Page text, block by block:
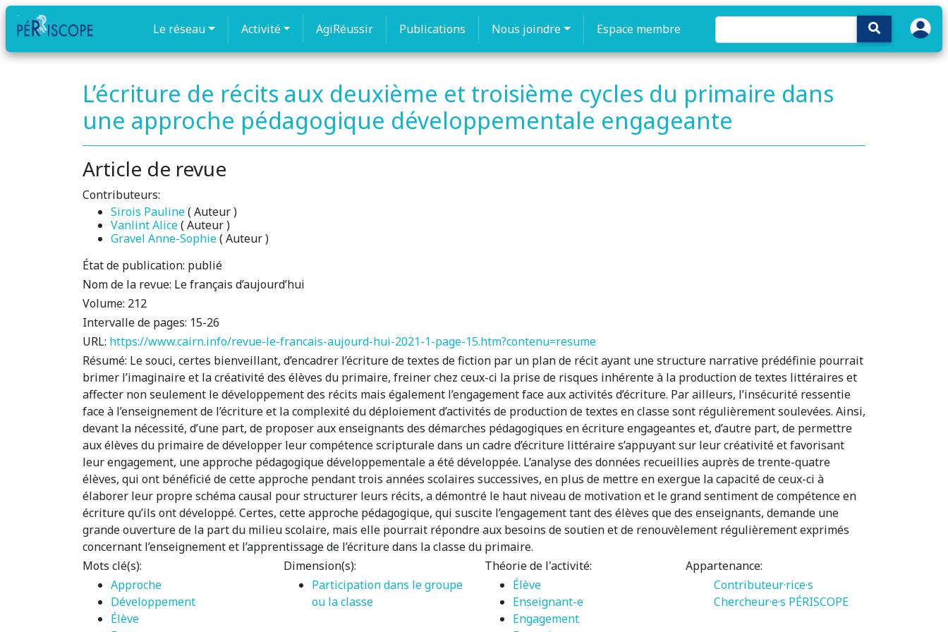
Le réseau Activité AgiRéussir Publications Nous joindre Espace membre
L’écriture de récits aux deuxième et troisième cycles du primaire dans
une approche pédagogique développementale engageante
Article de revue
Contributeurs:
Sirois Pauline( Auteur )
Vanlint Alice( Auteur )
Gravel Anne-Sophie( Auteur )
État de publication: publié
Nom de la revue: Le français d’aujourd’hui
Volume: 212
Intervalle de pages: 15-26
URL: https://www.cairn.info/revue-le-francais-aujourd-hui-2021-1-page-15.htm?contenu=resume
Résumé: Le souci, certes bienveillant, d’encadrer l’écriture de textes de fiction par un plan de récit ayant une structure narrative prédéfinie pourrait
brimer l’imaginaire et la créativité des élèves du primaire, freiner chez ceux-ci la prise de risques inhérente à la production de textes littéraires et
affecter non seulement le développement des récits mais également l’engagement face aux activités d’écriture. Par ailleurs, l’insécurité ressentie
face à l’enseignement de l’écriture et la complexité du déploiement d’activités de production de textes en classe sont régulièrement soulevées. Ainsi,
devant la nécessité, d’une part, de proposer aux enseignants des démarches pédagogiques en écriture engageantes et, d’autre part, de permettre
aux élèves du primaire de développer leur compétence scripturale dans un cadre d’écriture littéraire s’appuyant sur leur créativité et favorisant
leur engagement, une approche pédagogique développementale a été développée. L’analyse des données recueillies auprès de trente-quatre
élèves, qui ont bénéficié de cette approche pendant trois années scolaires successives, en plus de mettre en exergue la capacité de ceux-ci à
élaborer leur propre schéma causal pour structurer leurs récits, a démontré le haut niveau de motivation et le grand sentiment de compétence en
écriture qu’ils ont développé. Certes, cette approche pédagogique, qui suscite l’engagement tant des élèves que des enseignants, demande une
grande ouverture de la part du milieu scolaire, mais elle pourrait répondre aux besoins de soutien et de renouvèlement régulièrement exprimés
concernant l’enseignement et l’apprentissage de l’écriture dans la classe du primaire.
Mots clé(s):
Approche
Développement
Élève
Dimension(s):
Participation dans le groupe
ou la classe
Théorie de l'activité:
Élève
Enseignant-e
Engagement
Appartenance:
Contributeur·rice·s
Chercheur·e·s PÉRISCOPE